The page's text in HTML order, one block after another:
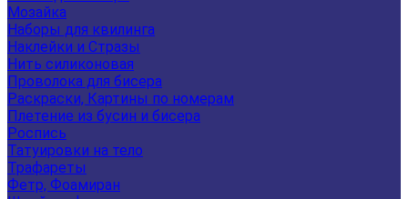
Мозайка
Наборы для квилинга
Наклейки и Стразы
Нить силиконовая
Проволока для бисера
Раскраски, Картины по номерам
Плетение из бусин и бисера
Роспись
Татуировки на тело
Трафареты
Фетр, Фоамиран